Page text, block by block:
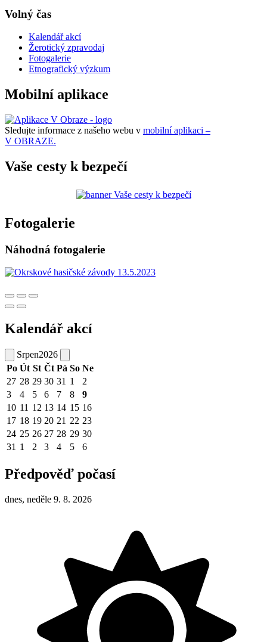
Volný čas
Kalendář akcí
Žerotický zpravodaj
Fotogalerie
Etnografický výzkum
Mobilní aplikace
Sledujte informace z našeho webu v mobilní aplikaci –
V OBRAZE.
Vaše cesty k bezpečí
Fotogalerie
Náhodná fotogalerie
Kalendář akcí
Srpen2026
Po Út St Čt Pá So Ne
27 28 29 30 31 1
2
3
4 5 6 7 8
9
10 11 12 13 14 15 16
17 18 19 20 21 22 23
24 25 26 27 28 29 30
31 1 2 3 4 5 6
Předpověď počasí
dnes, neděle 9. 8. 2026